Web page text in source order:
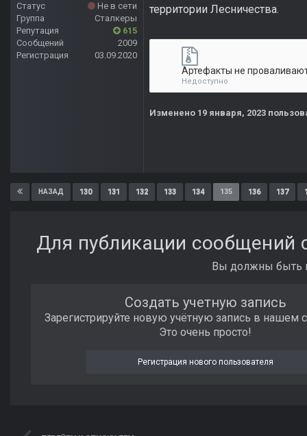
Статус
Не в сети
Группа
Сталкеры
Репутация
615
Сообщений
2009
Регистрация
03.09.2020
территории Лесничества.
Недоступно
Изменено 19 января, 2023
НАЗАД 130 131 132 133 134 135 136 137
Для публикации сообщений
Вы должны быть
Создать учетную запись
Зарегистрируйте новую учётную запись в нашем
Это очень просто!
Регистрация нового пользователя